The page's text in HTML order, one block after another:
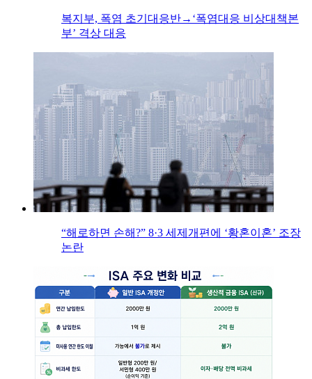
복지부, 폭염 초기대응반→‘폭염대응 비상대책본
부’ 격상 대응
“해로하면 손해?” 8·3 세제개편에 ‘황혼이혼’ 조장
논란